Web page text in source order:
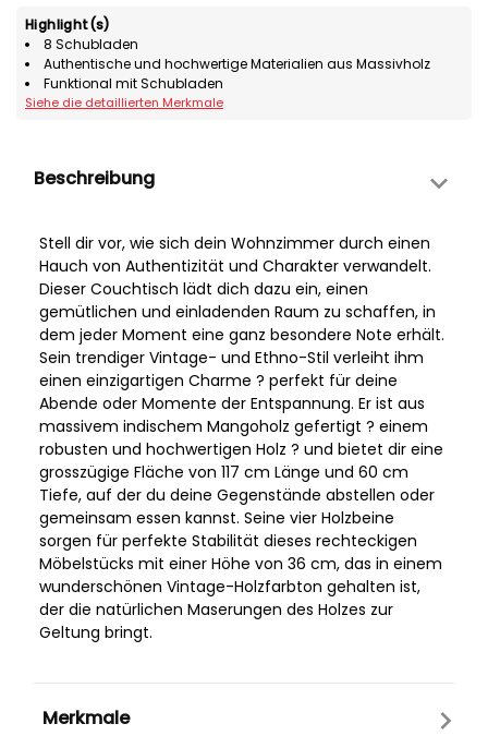
Highlight(s)
8 Schubladen
Authentische und hochwertige Materialien aus Massivholz
Funktional mit Schubladen
Siehe die detaillierten Merkmale
Beschreibung
Stell dir vor, wie sich dein Wohnzimmer durch einen
Hauch von Authentizität und Charakter verwandelt.
Dieser Couchtisch lädt dich dazu ein, einen
gemütlichen und einladenden Raum zu schaffen, in
dem jeder Moment eine ganz besondere Note erhält.
Sein trendiger Vintage- und Ethno-Stil verleiht ihm
einen einzigartigen Charme ? perfekt für deine
Abende oder Momente der Entspannung. Er ist aus
massivem indischem Mangoholz gefertigt ? einem
robusten und hochwertigen Holz ? und bietet dir eine
grosszügige Fläche von 117 cm Länge und 60 cm
Tiefe, auf der du deine Gegenstände abstellen oder
gemeinsam essen kannst. Seine vier Holzbeine
sorgen für perfekte Stabilität dieses rechteckigen
Möbelstücks mit einer Höhe von 36 cm, das in einem
wunderschönen Vintage-Holzfarbton gehalten ist,
der die natürlichen Maserungen des Holzes zur
Geltung bringt.
Merkmale